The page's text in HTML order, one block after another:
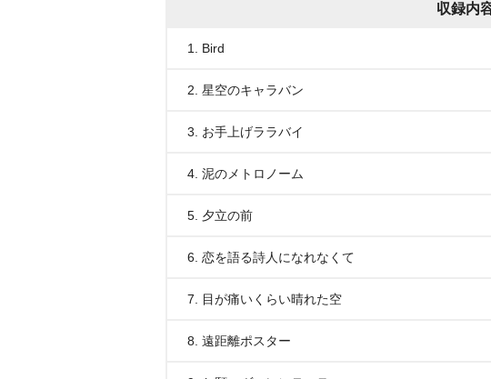
収録内
1. Bird
2. 星空のキャラバン
3. お手上げララバイ
4. 泥のメトロノーム
5. 夕立の前
6. 恋を語る詩人になれなくて
7. 目が痛いくらい晴れた空
8. 遠距離ポスター